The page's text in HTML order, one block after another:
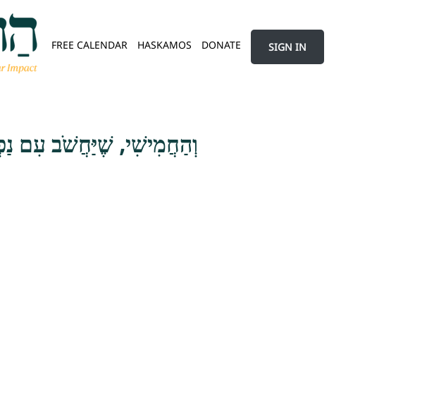
FREE CALENDAR HASKAMOS DONATE SIGN IN
וְהַחֲמִישִׁי, שֶׁיַּחֲשֹׁב עִם